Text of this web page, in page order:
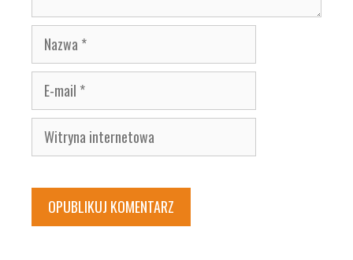
Nazwa
E-
mail
Witryna
internetowa